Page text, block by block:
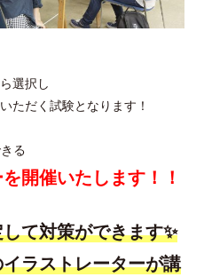
選択し
ただく試験となります！
る
開催いたします！！
て対策ができます✨
ラストレーターが講